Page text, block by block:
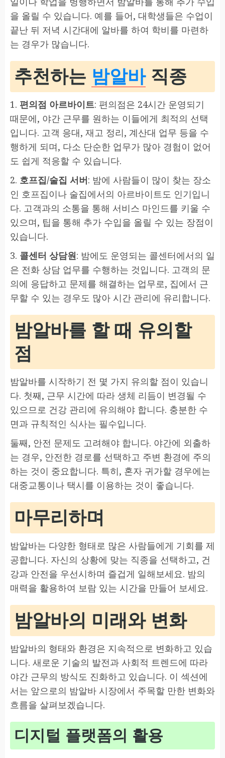
을 올릴 수 있습니다. 예를 들어, 대학생들은 수업이
끝난 뒤 저녁 시간대에 알바를 하여 학비를 마련하
는 경우가 많습니다.
추천하는 밤알바직종
1. 편의점 아르바이트: 편의점은 24시간 운영되기
때문에, 야간 근무를 원하는 이들에게 최적의 선택
입니다. 고객 응대, 재고 정리, 계산대 업무 등을 수
행하게 되며, 다소 단순한 업무가 많아 경험이 없어
도 쉽게 적응할 수 있습니다.
2. 호프집/술집 서버: 밤에 사람들이 많이 찾는 장소
인 호프집이나 술집에서의 아르바이트도 인기입니
다. 고객과의 소통을 통해 서비스 마인드를 키울 수
있으며, 팁을 통해 추가 수입을 올릴 수 있는 장점이
있습니다.
3. 콜센터 상담원: 밤에도 운영되는 콜센터에서의 일
은 전화 상담 업무를 수행하는 것입니다. 고객의 문
의에 응답하고 문제를 해결하는 업무로, 집에서 근
무할 수 있는 경우도 많아 시간 관리에 유리합니다.
밤알바를 할 때 유의할
점
밤알바를 시작하기 전 몇 가지 유의할 점이 있습니
다. 첫째, 근무 시간에 따라 생체 리듬이 변경될 수
있으므로 건강 관리에 유의해야 합니다. 충분한 수
면과 규칙적인 식사는 필수입니다.
둘째, 안전 문제도 고려해야 합니다. 야간에 외출하
는 경우, 안전한 경로를 선택하고 주변 환경에 주의
하는 것이 중요합니다. 특히, 혼자 귀가할 경우에는
대중교통이나 택시를 이용하는 것이 좋습니다.
마무리하며
밤알바는 다양한 형태로 많은 사람들에게 기회를 제
공합니다. 자신의 상황에 맞는 직종을 선택하고, 건
강과 안전을 우선시하며 즐겁게 일해보세요. 밤의
매력을 활용하여 보람 있는 시간을 만들어 보세요.
밤알바의 미래와 변화
밤알바의 형태와 환경은 지속적으로 변화하고 있습
니다. 새로운 기술의 발전과 사회적 트렌드에 따라
야간 근무의 방식도 진화하고 있습니다. 이 섹션에
서는 앞으로의 밤알바 시장에서 주목할 만한 변화와
흐름을 살펴보겠습니다.
디지털 플랫폼의 활용